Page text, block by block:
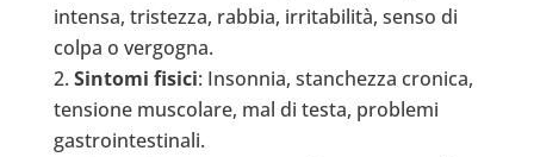
intensa, tristezza, rabbia, irritabilità, senso di
colpa o vergogna.
Sintomi fisici: Insonnia, stanchezza cronica,
tensione muscolare, mal di testa, problemi
gastrointestinali.